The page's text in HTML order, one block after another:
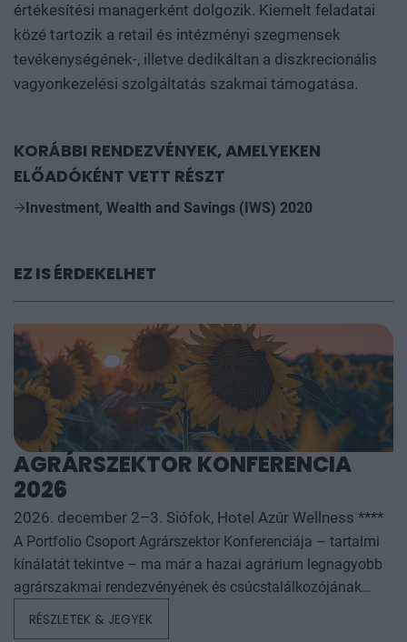
értékesítési managerként dolgozik. Kiemelt feladatai
közé tartozik a retail és intézményi szegmensek
tevékenységének-, illetve dedikáltan a diszkrecionális
vagyonkezelési szolgáltatás szakmai támogatása.
KORÁBBI RENDEZVÉNYEK, AMELYEKEN
ELŐADÓKÉNT VETT RÉSZT
Investment, Wealth and Savings (IWS) 2020
EZ IS ÉRDEKELHET
AGRÁRSZEKTOR KONFERENCIA
2026
2026. december 2–3. Siófok, Hotel Azúr Wellness ****
A Portfolio Csoport Agrárszektor Konferenciája – tartalmi
kínálatát tekintve – ma már a hazai agrárium legnagyobb
agrárszakmai rendezvényének és csúcstalálkozójának
számít. A konferencia célja, hogy összegezze és elemezze
RÉSZLETEK & JEGYEK